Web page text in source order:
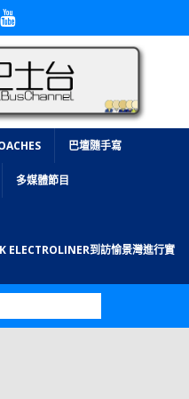
巴壇隨手寫
多媒體節目
ELECTROLINER到訪愉景灣進行實